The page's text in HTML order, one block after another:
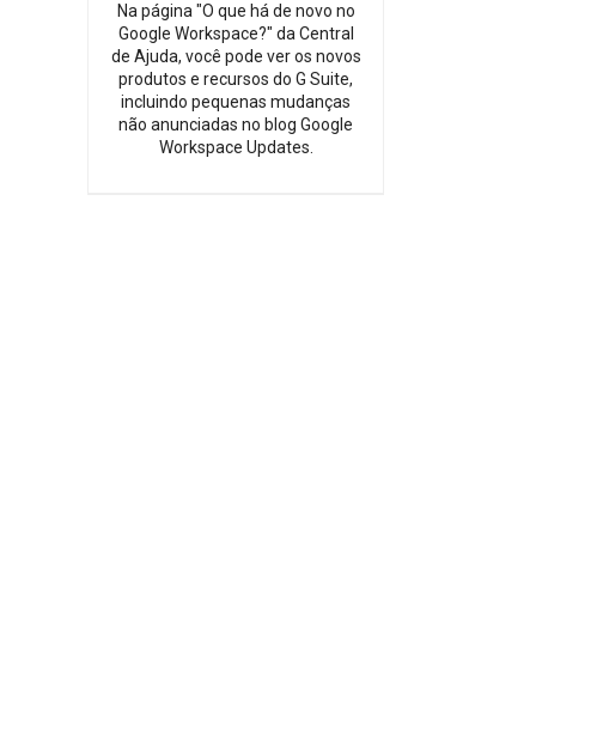
Na página "O que há de novo no
Google Workspace?" da Central
de Ajuda, você pode ver os novos
produtos e recursos do G Suite,
incluindo pequenas mudanças
não anunciadas no blog Google
Workspace Updates.